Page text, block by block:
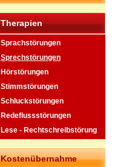
Therapien
Sprachstörungen
Sprechstörungen
Hörstörungen
Stimmstörungen
Schluckstörungen
Redeflussstörungen
Lese - Rechtschreibstörung
Kostenübernahme